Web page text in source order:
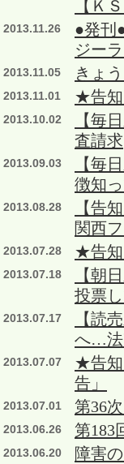
【Ｋ
2013.11.26
●発刊
ジー
2013.11.05 きょ
2013.11.01 ★告
2013.10.02
【毎
査請求
2013.09.03
【毎
徴知
2013.08.28
【告
関西
2013.07.28 ★告
2013.07.18
【朝
投票
2013.07.17
【読
へ…法
2013.07.07
★告
告」
2013.07.01 第36
2013.06.26 第183
2013.06.20
障害